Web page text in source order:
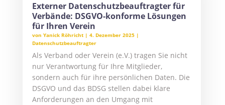
Externer Datenschutzbeauftragter für
Verbände: DSGVO-konforme Lösungen
für Ihren Verein
von Yanick Röhricht| 4. Dezember 2025|
Datenschutzbeauftragter
Als Verband oder Verein (e.V.) tragen Sie nicht
nur Verantwortung für Ihre Mitglieder,
sondern auch für ihre persönlichen Daten. Die
DSGVO und das BDSG stellen dabei klare
Anforderungen an den Umgang mit